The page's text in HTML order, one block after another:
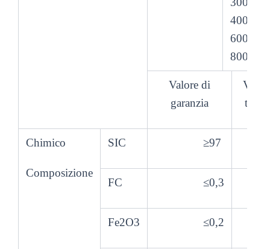
4000#
6000#
8000#
Valore di
garanzia
tipico
Chimico
Composizione
SIC ≥97
FC ≤0,3
Fe2O3 ≤0,2